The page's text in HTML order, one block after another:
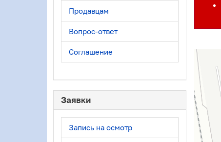
Продавцам
Вопрос-ответ
Соглашение
Заявки
Запись на осмотр